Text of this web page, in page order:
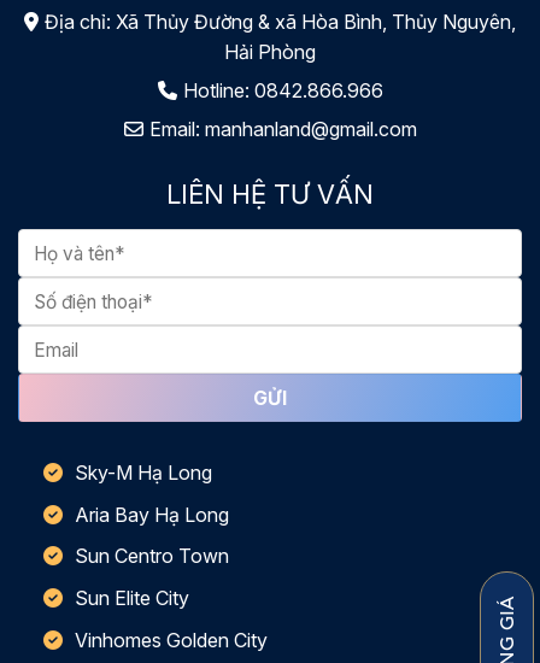
Địa chỉ: Xã Thủy Đường & xã Hòa Bình, Thủy Nguyên,
Hải Phòng
Hotline: 0842.866.966
Email: manhanland@gmail.com
LIÊN HỆ TƯ VẤN
Sky-M Hạ Long
Aria Bay Hạ Long
Sun Centro Town
Sun Elite City
Vinhomes Golden City